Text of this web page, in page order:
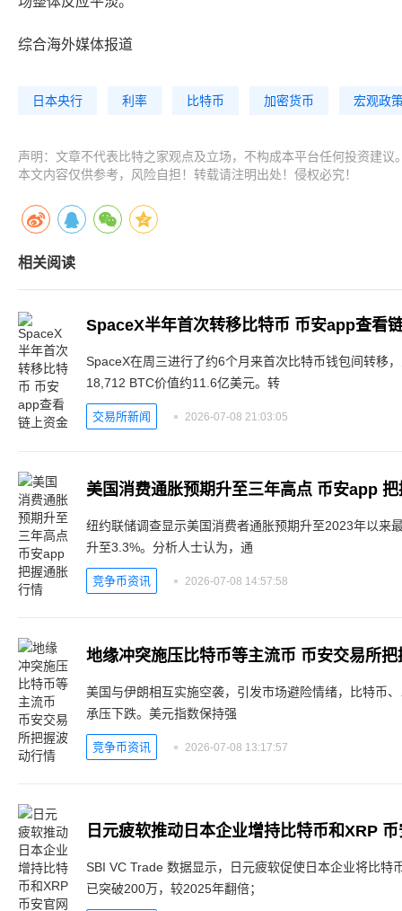
综合海外媒体报道
日本央行 利率 比特币 加密货币 宏观政
声明：文章不代表比特之家观点及立场，不构成本平台任何投资建
本文内容仅供参考，风险自担！转载请注明出处！侵权必究！
相关阅读
SpaceX半年首次转移比特币 币安app查看
SpaceX在周三进行了约6个月来首次比特币钱包间转移
18,712 BTC价值约11.6亿美元。转
交易所新闻 2026-07-08 21:03:05
美国消费通胀预期升至三年高点 币安app
纽约联储调查显示美国消费者通胀预期升至2023年以来
升至3.3%。分析人士认为，通
竞争币资讯 2026-07-08 14:57:58
地缘冲突施压比特币等主流币 币安交易所
美国与伊朗相互实施空袭，引发市场避险情绪，比特币
承压下跌。美元指数保持强
竞争币资讯 2026-07-08 13:17:57
日元疲软推动日本企业增持比特币和XRP
SBI VC Trade 数据显示，日元疲软促使日本企业将比特
已突破200万，较2025年翻倍；